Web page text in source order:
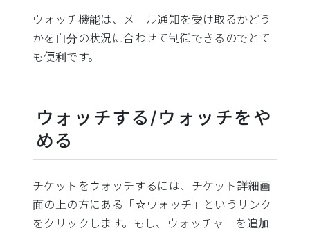
ウォッチ機能は、メール通知を受け取るかどう
かを自分の状況に合わせて制御できるのでとて
も便利です。
ウォッチする/ウォッチをや
める
チケットをウォッチするには、チケット詳細画
面の上の方にある「☆ウォッチ」というリンク
をクリックします。もし、ウォッチャーを追加